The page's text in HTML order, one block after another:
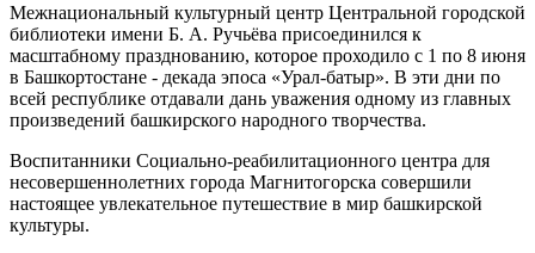
Межнациональный культурный центр Центральной городской
библиотеки имени Б. А. Ручьёва присоединился к
масштабному празднованию, которое проходило с 1 по 8 июня
в Башкортостане - декада эпоса «Урал‑батыр». В эти дни по
всей республике отдавали дань уважения одному из главных
произведений башкирского народного творчества.
Воспитанники Социально‑реабилитационного центра для
несовершеннолетних города Магнитогорска совершили
настоящее увлекательное путешествие в мир башкирской
культуры.